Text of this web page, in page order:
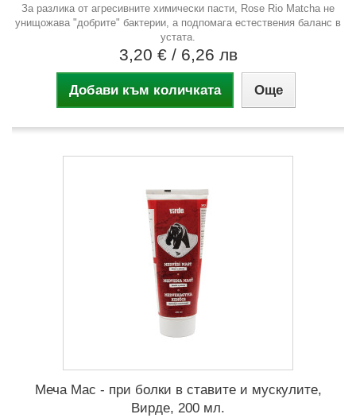
За разлика от агресивните химически пасти, Rose Rio Matcha не
унищожава "добрите" бактерии, а подпомага естествения баланс в
устата.
3,20 € / 6,26 лв
Добави към количката Още
Меча Мас - при болки в ставите и мускулите,
Вирде, 200 мл.